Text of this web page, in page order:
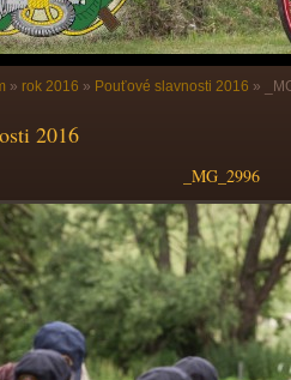
» rok 2016 » Pouťové slavnosti 2016 »
2016
_MG_2996